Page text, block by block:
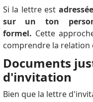
Si la lettre est
sur un ton
formel. Cette
comprendre la
Documents
d'invitation
Bien que la lettre